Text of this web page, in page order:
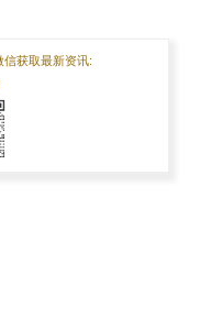
获取最新资讯: